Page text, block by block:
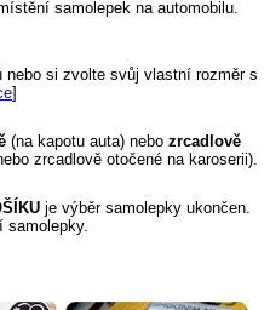
samolepek na automobilu.
nebo si zvolte svůj vlastní rozměr s
]
(na kapotu auta) nebo zrcadlově
zrcadlově otočené na karoserii).
je výběr samolepky ukončen.
samolepky.